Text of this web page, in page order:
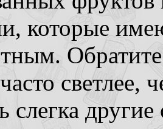
которые
светлее,
слегка